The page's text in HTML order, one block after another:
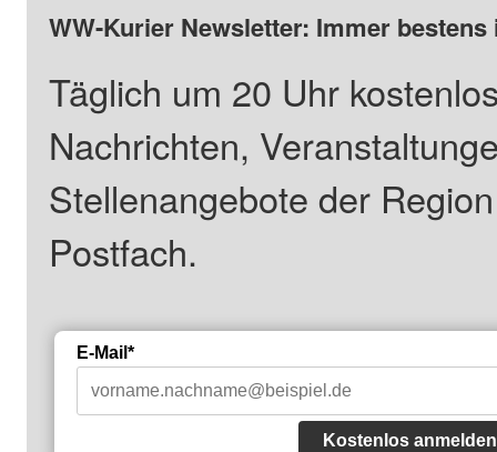
WW-Kurier Newsletter: Immer
Täglich um 20 Uhr
Nachrichten,
Stellenangebote der
Postfach.
E-Mail*
Kostenlos anmelden